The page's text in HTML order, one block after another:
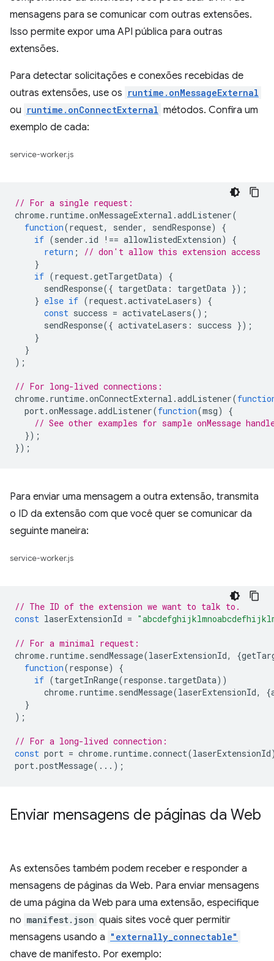
mensagens para se comunicar com outras extensões.
Isso permite expor uma API pública para outras
extensões.
Para detectar solicitações e conexões recebidas de
outras extensões, use os runtime.onMessageExternal
ou runtime.onConnectExternal métodos. Confira um
exemplo de cada:
service-worker.js
// For a single request:
chrome. runtime.onMessageExternal .addListener(
function(request, sender, sendResponse)
{
if (sender . id !== allowlistedExtension)
{
return ;
// don't allow this extension access
}
if (request.getTargetData)
{
sendResponse({ targetData : targetData });
} else if (request.activateLasers)
{
const success = activateLasers();
sendResponse({ activateLasers : success });
}
}
);
// For long-lived connections:
chrome. runtime.onConnectExternal .addListener(
port.onMessage.addListener(function(msg)
{
// See other examples for sample onMessage
});
});
Para enviar uma mensagem a outra extensão, transmita
o ID da extensão com que você quer se comunicar da
seguinte maneira:
service-worker.js
// The ID of the extension we want to talk to.
const laserExtensionId =
// For a minimal request:
chrome. runtime. sendMessage(laserExtensionId, {
function(response)
{
if (targetInRange(response. targetData))
chrome. runtime. sendMessage(laserExtensionId, {
}
);
// For a long-lived connection:
const port = chrome. runtime.connect(laserExtensionId
port.postMessage(...);
Enviar mensagens de páginas da Web
As extensões também podem receber e responder a
mensagens de páginas da Web. Para enviar mensagens
de uma página da Web para uma extensão, especifique
no manifest.json quais sites você quer permitir
mensagens usando a "externally_connectable"
chave de manifesto. Por exemplo: